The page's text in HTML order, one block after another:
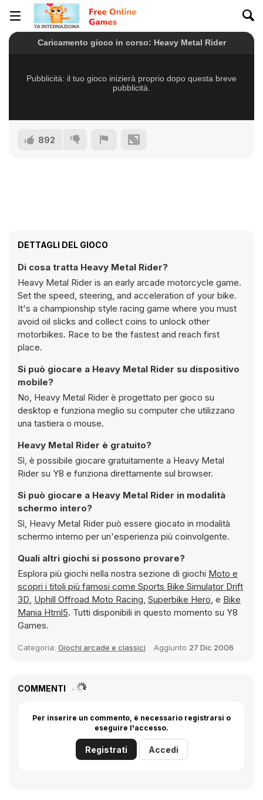
892
DETTAGLI DEL GIOCO
Di cosa tratta Heavy Metal Rider?
Heavy Metal Rider is an early arcade motorcycle game.
Set the speed, steering, and acceleration of your bike.
It's a championship style racing game where you must
avoid oil slicks and collect coins to unlock other
motorbikes. Race to be the fastest and reach first
place.
Si può giocare a Heavy Metal Rider su dispositivo
mobile?
No, Heavy Metal Rider è progettato per gioco su
desktop e funziona meglio su computer che utilizzano
una tastiera o mouse.
Heavy Metal Rider è gratuito?
Sì, è possibile giocare gratuitamente a Heavy Metal
Rider su Y8 e funziona direttamente sul browser.
Si può giocare a Heavy Metal Rider in modalità
schermo intero?
Sì, Heavy Metal Rider può essere giocato in modalità
schermo interno per un'esperienza più coinvolgente.
Quali altri giochi si possono provare?
Esplora più giochi nella nostra sezione di giochi Moto e
scopri i titoli più famosi come Sports Bike Simulator Drift
3D, Uphill Offroad Moto Racing, Superbike Hero, e Bike
Mania Html5. Tutti disponibili in questo momento su Y8
Games.
Categoria: Giochi arcade e classici Aggiunto 27 Dic 2006
COMMENTI
Per inserire un commento, è necessario registrarsi o
eseguire l'accesso.
Registrati Accedi